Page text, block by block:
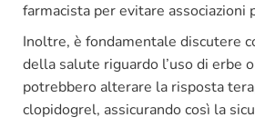
farmacista per evitare associazioni
Inoltre, è fondamentale discutere
della salute riguardo l’uso di erbe
potrebbero alterare la risposta
clopidogrel, assicurando così la